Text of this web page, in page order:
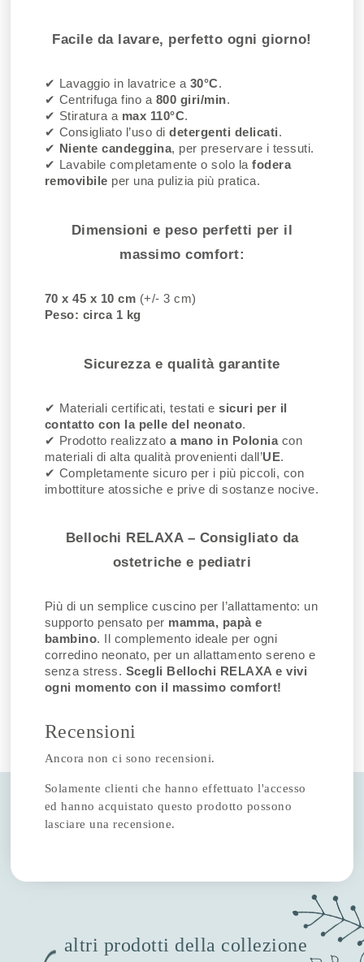
Facile da lavare, perfetto ogni giorno!
✔ Lavaggio in lavatrice a 30°C.
✔ Centrifuga fino a 800 giri/min.
✔ Stiratura a max 110°C.
✔ Consigliato l’uso didetergenti delicati.
✔
Niente candeggina, per preservare i tessuti.
✔ Lavabile completamente o solo lafodera
removibile per una pulizia più pratica.
Dimensioni e peso perfetti per il
massimo comfort:
70 x 45 x 10 cm (+/- 3 cm)
Peso: circa 1 kg
Sicurezza e qualità garantite
✔ Materiali certificati, testati esicuri per il
contatto con la pelle del neonato.
✔ Prodotto realizzato a mano in Poloniacon
materiali di alta qualità provenienti dall’UE.
✔ Completamente sicuro per i più piccoli, con
imbottiture atossiche e prive di sostanze nocive.
Bellochi RELAXA – Consigliato da
ostetriche e pediatri
Più di un semplice cuscino per l’allattamento: un
supporto pensato per mamma, papà e
bambino. Il complemento ideale per ogni
corredino neonato, per un allattamento sereno e
senza stress. Scegli Bellochi RELAXA e vivi
ogni momento con il massimo comfort!
Recensioni
Ancora non ci sono recensioni.
Solamente clienti che hanno effettuato l'accesso
ed hanno acquistato questo prodotto possono
lasciare una recensione.
altri prodotti della collezione